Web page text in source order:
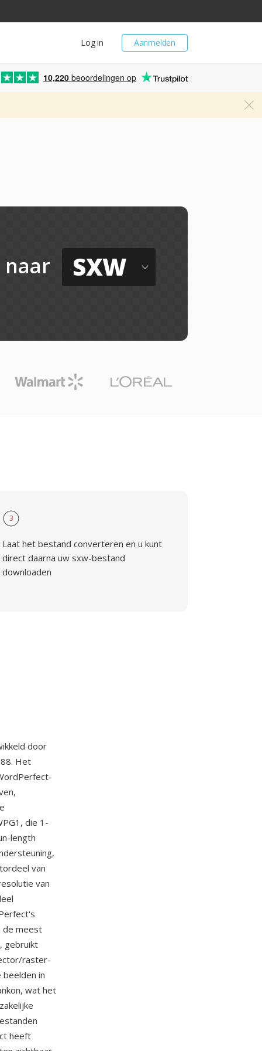
Aanmelden
Log in
10,220 beoordelingen op
naar SXW
3
Laat het bestand converteren en u kunt
direct daarna uw sxw-bestand
downloaden
door
Het
die 1-
length
van
van
de meest
gebruikt
raster-
beelden in
wat het
heeft